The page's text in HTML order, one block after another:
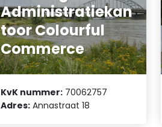
Administratiekan
toor Colourful
Commerce
KvK nummer: 70062757
Adres: Annastraat 18